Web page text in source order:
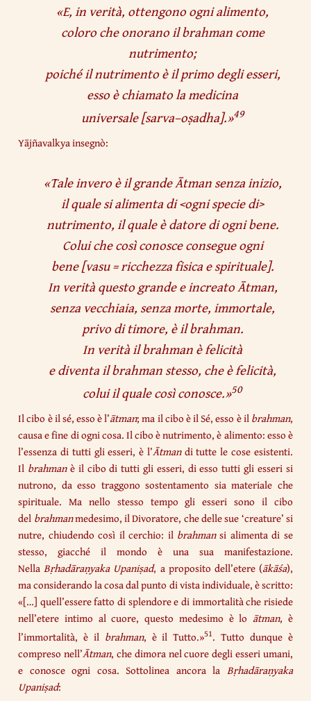
«E, in verità, ottengono ogni alimento,
coloro che onorano il brahman come
nutrimento;
poiché il nutrimento è il primo degli esseri,
esso è chiamato la medicina
universale[sarva–oṣadha].»49
Yājñavalkya insegnò:
«Tale invero è il grande Ātman senza inizio,
il quale si alimenta di <ogni specie di>
nutrimento, il quale è datore di ogni bene.
Colui che così conosce consegue ogni
bene[vasu= ricchezza fisica e spirituale].
In verità questo grande e increato Ātman,
senza vecchiaia, senza morte, immortale,
privo di timore, è il brahman.
In verità il brahman è felicità
e diventa il brahman stesso, che è felicità,
colui il quale così conosce.»50
Il cibo è il sé, esso è l’ātman; ma il cibo è il Sé, esso è ilbrahman,
causa e fine di ogni cosa. Il cibo è nutrimento, è alimento: esso è
l’essenza di tutti gli esseri, è l’Ātmandi tutte le cose esistenti.
Il brahmanè il cibo di tutti gli esseri, di esso tutti gli esseri si
nutrono, da esso traggono sostentamento sia materiale che
spirituale. Ma nello stesso tempo gli esseri sono il cibo
del brahmanmedesimo, il Divoratore, che delle sue ‘creature’ si
nutre, chiudendo così il cerchio: il brahmansi alimenta di se
stesso, giacché il mondo è una sua manifestazione.
NellaBṛhadāraṇyaka Upaniṣad, a proposito dell’etere (ākāśa),
ma considerando la cosa dal punto di vista individuale, è scritto:
«[…] quell’essere fatto di splendore e di immortalità che risiede
nell’etere intimo al cuore, questo medesimo è lo ātman, è
l’immortalità, è il brahman, è il Tutto.»51. Tutto dunque è
compreso nell’Ātman, che dimora nel cuore degli esseri umani,
e conosce ogni cosa. Sottolinea ancora la Bṛhadāraṇyaka
Upaniṣad: